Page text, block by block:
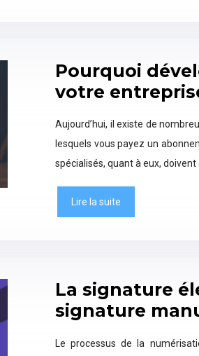
Pourquoi
votre
Aujourd’hui, il existe de
lesquels vous payez un
spécialisés, quant à eux,
Lire la suite
La signature
signature
Le processus de la